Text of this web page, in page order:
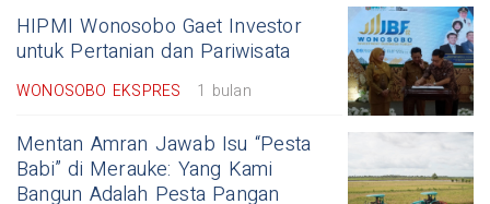
HIPMI Wonosobo Gaet Investor
untuk Pertanian dan Pariwisata
WONOSOBO EKSPRES 1 bulan
Mentan Amran Jawab Isu “Pesta
Babi” di Merauke: Yang Kami
Bangun Adalah Pesta Pangan